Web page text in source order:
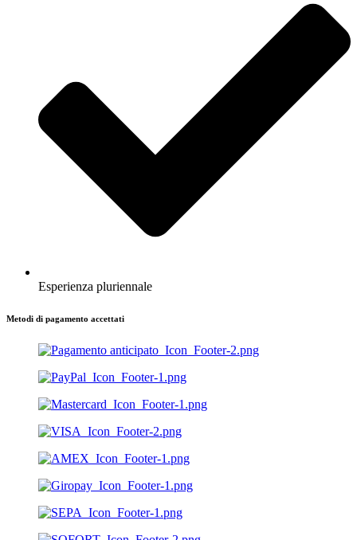
Esperienza pluriennale
Metodi di pagamento accettati